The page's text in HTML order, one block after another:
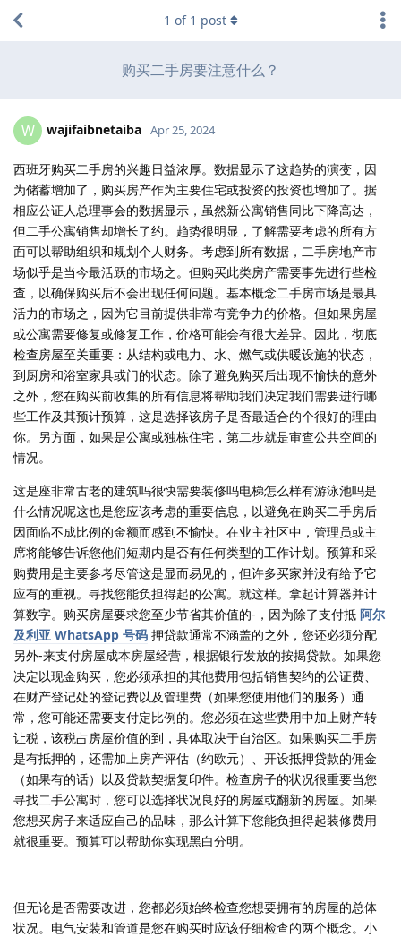
购买二手房要注意什么？
1 of 1 post
W wajifaibnetaiba Apr 25, 2024
西班牙购买二手房的兴趣日益浓厚。数据显示了这趋势的演变，因
为储蓄增加了，购买房产作为主要住宅或投资的投资也增加了。据
相应公证人总理事会的数据显示，虽然新公寓销售同比下降高达，
但二手公寓销售却增长了约。趋势很明显，了解需要考虑的所有方
面可以帮助组织和规划个人财务。考虑到所有数据，二手房地产市
场似乎是当今最活跃的市场之。但购买此类房产需要事先进行些检
查，以确保购买后不会出现任何问题。基本概念二手房市场是最具
活力的市场之，因为它目前提供非常有竞争力的价格。但如果房屋
或公寓需要修复或修复工作，价格可能会有很大差异。因此，彻底
检查房屋至关重要：从结构或电力、水、燃气或供暖设施的状态，
到厨房和浴室家具或门的状态。除了避免购买后出现不愉快的意外
之外，您在购买前收集的所有信息将帮助我们决定我们需要进行哪
些工作及其预计预算，这是选择该房子是否最适合的个很好的理由
你。另方面，如果是公寓或独栋住宅，第二步就是审查公共空间的
情况。
这是座非常古老的建筑吗很快需要装修吗电梯怎么样有游泳池吗是
什么情况呢这也是您应该考虑的重要信息，以避免在购买二手房后
因面临不成比例的金额而感到不愉快。在业主社区中，管理员或主
席将能够告诉您他们短期内是否有任何类型的工作计划。预算和采
购费用是主要参考尽管这是显而易见的，但许多买家并没有给予它
应有的重视。寻找您能负担得起的公寓。就这样。拿起计算器并计
算数字。购买房屋要求您至少节省其价值的-，因为除了支付抵 阿尔
及利亚 WhatsApp 号码 押贷款通常不涵盖的之外，您还必须分配
另外-来支付房屋成本房屋经营，根据银行发放的按揭贷款。如果您
决定以现金购买，您必须承担的其他费用包括销售契约的公证费、
在财产登记处的登记费以及管理费（如果您使用他们的服务）通
常，您可能还需要支付定比例的。您必须在这些费用中加上财产转
让税，该税占房屋价值的到，具体取决于自治区。如果购买二手房
是有抵押的，还需加上房产评估（约欧元）、开设抵押贷款的佣金
（如果有的话）以及贷款契据复印件。检查房子的状况很重要当您
寻找二手公寓时，您可以选择状况良好的房屋或翻新的房屋。如果
您想买房子来适应自己的品味，那么计算下您能负担得起装修费用
就很重要。预算可以帮助你实现黑白分明。
但无论是否需要改进，您都必须始终检查您想要拥有的房屋的总体
状况。电气安装和管道是您在购买时应该仔细检查的两个概念。小